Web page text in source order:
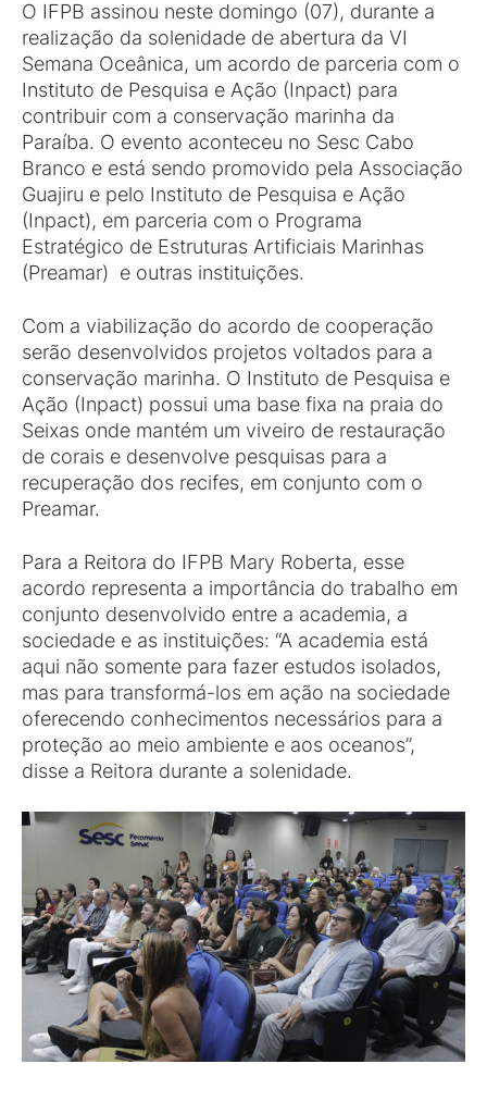
O IFPB assinou neste domingo (07), durante a
realização da solenidade de abertura da VI
Semana Oceânica, um acordo de parceria com o
Instituto de Pesquisa e Ação (Inpact) para
contribuir com a conservação marinha da
Paraíba. O evento aconteceu no Sesc Cabo
Branco e está sendo promovido pela Associação
Guajiru e pelo Instituto de Pesquisa e Ação
(Inpact), em parceria com o Programa
Estratégico de Estruturas Artificiais Marinhas
(Preamar) e outras instituições.
Com a viabilização do acordo de cooperação
serão desenvolvidos projetos voltados para a
conservação marinha. O Instituto de Pesquisa e
Ação (Inpact) possui uma base fixa na praia do
Seixas onde mantém um viveiro de restauração
de corais e desenvolve pesquisas para a
recuperação dos recifes, em conjunto com o
Preamar.
Para a Reitora do IFPB Mary Roberta, esse
acordo representa a importância do trabalho em
conjunto desenvolvido entre a academia, a
sociedade e as instituições: “A academia está
aqui não somente para fazer estudos isolados,
mas para transformá-los em ação na sociedade
oferecendo conhecimentos necessários para a
proteção ao meio ambiente e aos oceanos”,
disse a Reitora durante a solenidade.